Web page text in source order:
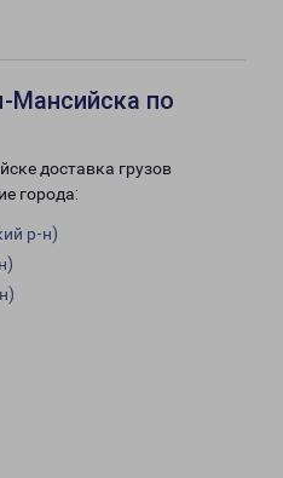
Мансийска по
доставка грузов
города:
р-н)